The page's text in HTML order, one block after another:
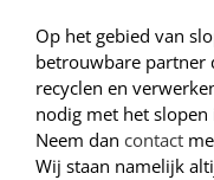
Op het gebied van
betrouwbare partner
recyclen en
nodig met het
Neem dan contact
Wij staan namelijk